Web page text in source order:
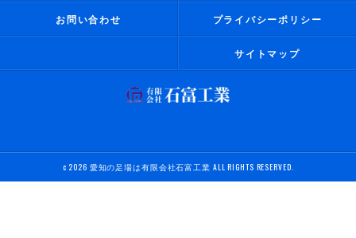
お問い合わせ プライバシーポリシー
サイトマップ
c 2026 愛知の足場は有限会社石富工業 ALL RIGHTS RESERVED.